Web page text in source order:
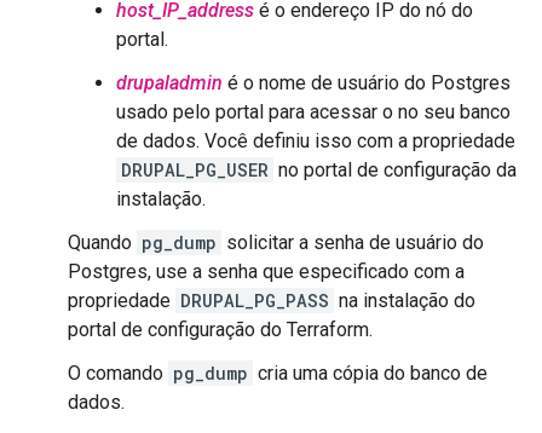
host_IP_address é o endereço IP do nó do
portal.
drupaladmin é o nome de usuário do Postgres
usado pelo portal para acessar o no seu banco
de dados. Você definiu isso com a propriedade
DRUPAL_PG_USER no portal de configuração da
instalação.
Quando pg_dump solicitar a senha de usuário do
Postgres, use a senha que especificado com a
propriedade DRUPAL_PG_PASS na instalação do
portal de configuração do Terraform.
O comando pg_dump cria uma cópia do banco de
dados.